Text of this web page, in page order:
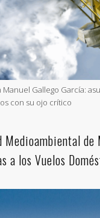
Manuel Gallego García:
con su ojo crítico
Medioambiental de
a los Vuelos